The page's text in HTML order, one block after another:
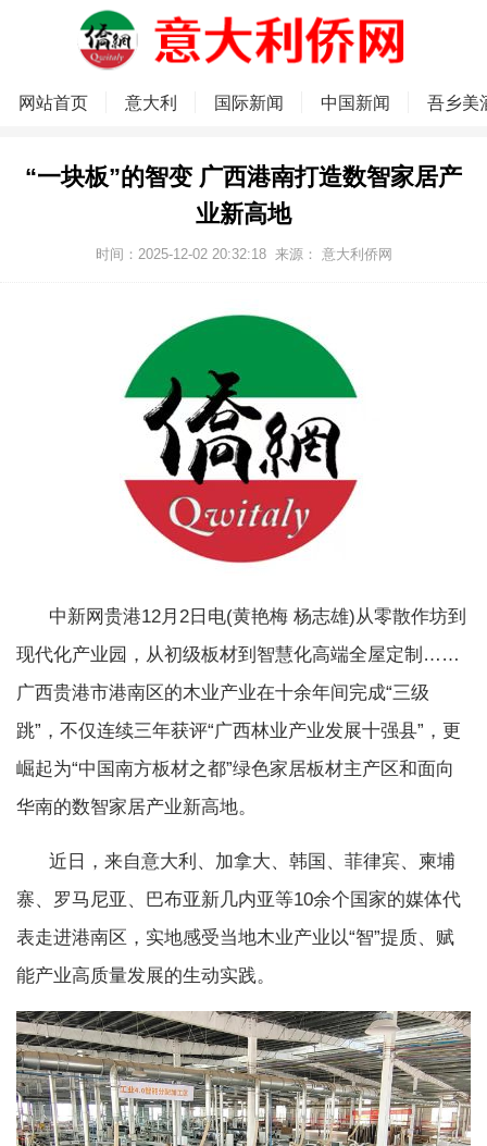
网站首页 意大利 国际新闻 中国新闻 吾乡美
“一块板”的智变 广西港南打造数智家居产
业新高地
时间：2025-12-02 20:32:18 来源： 意大利侨网
中新网贵港12月2日电(黄艳梅 杨志雄)从零散作坊到
现代化产业园，从初级板材到智慧化高端全屋定制……
广西贵港市港南区的木业产业在十余年间完成“三级
跳”，不仅连续三年获评“广西林业产业发展十强县”，更
崛起为“中国南方板材之都”绿色家居板材主产区和面向
华南的数智家居产业新高地。
近日，来自意大利、加拿大、韩国、菲律宾、柬埔
寨、罗马尼亚、巴布亚新几内亚等10余个国家的媒体代
表走进港南区，实地感受当地木业产业以“智”提质、赋
能产业高质量发展的生动实践。